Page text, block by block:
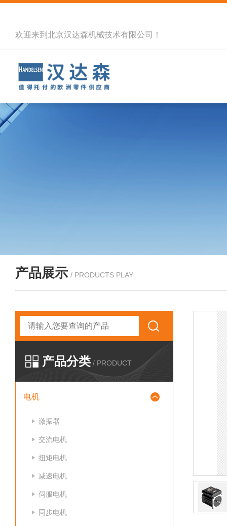
欢迎来到北京汉达森机械技术有限公司！
产品展示 / PRODUCTS PLAY
产品分类 / PRODUCT
电机
激振器
交流电机
扭矩电机
减速电机
伺服电机
同步电机